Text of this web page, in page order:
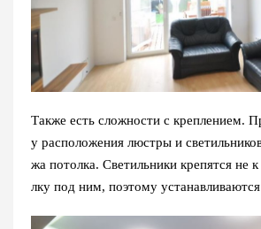
Также есть сложности с креплением.
у расположения люстры и
жа потолка. Светильники крепятся не
лку под ним, поэтому устанавливаются